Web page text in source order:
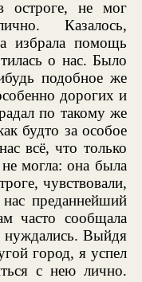
остроге, не мог
Казалось,
избрала помощь
о нас. Было
подобное же
дорогих и
по такому же
будто за особое
всё, что только
могла: она была
чувствовали,
преданнейший
часто сообщала
нуждались. Выйдя
город, я успел
с нею лично.